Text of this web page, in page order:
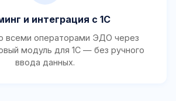
и интеграция с 1С
всеми операторами ЭДО через
модуль для 1С — без ручного
ввода данных.